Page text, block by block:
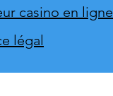
casino en ligne
légal